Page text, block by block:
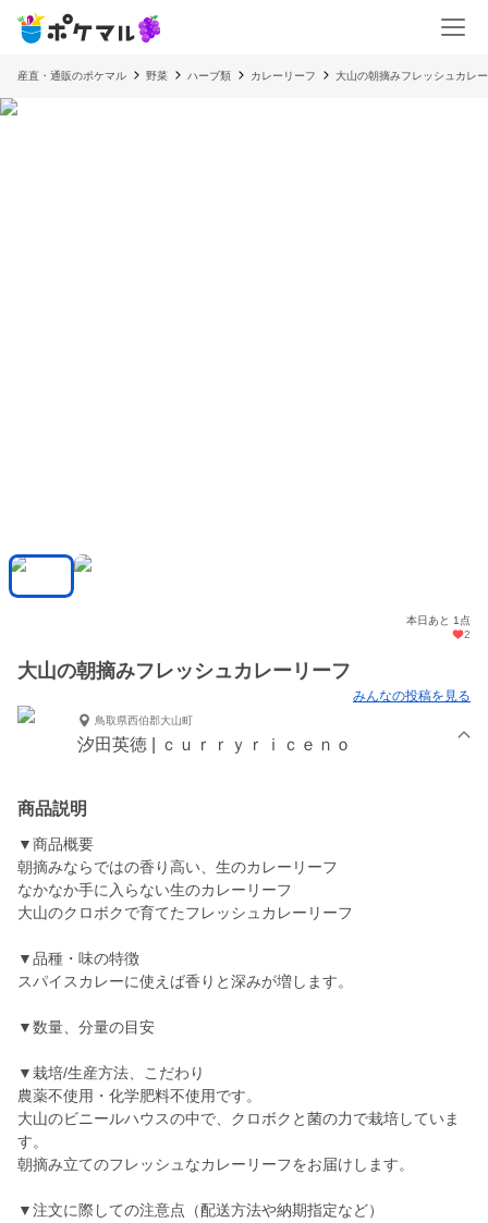
産直・通販のポケマル 野菜 ハーブ類 カレーリーフ 大山の朝摘みフレッシュカレ
本日あと 1点
2
大山の朝摘みフレッシュカレーリーフ
みんなの投稿を見る
鳥取県西伯郡大山町
汐田英徳 | ｃｕｒｒｙｒｉｃｅｎｏ
商品説明
▼商品概要
朝摘みならではの香り高い、生のカレーリーフ
なかなか手に入らない生のカレーリーフ
大山のクロボクで育てたフレッシュカレーリーフ
▼品種・味の特徴
スパイスカレーに使えば香りと深みが増します。
▼数量、分量の目安
▼栽培/生産方法、こだわり
農薬不使用・化学肥料不使用です。
大山のビニールハウスの中で、クロボクと菌の力で栽培していま
す。
朝摘み立てのフレッシュなカレーリーフをお届けします。
▼注文に際しての注意点（配送方法や納期指定など）